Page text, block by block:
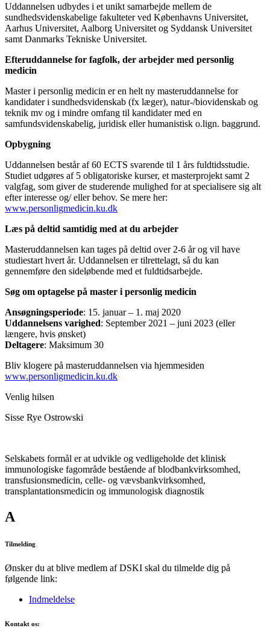
Uddannelsen udbydes i et unikt samarbejde mellem de
sundhedsvidenskabelige fakulteter ved Københavns Universitet,
Aarhus Universitet, Aalborg Universitet og Syddansk Universitet
samt Danmarks Tekniske Universitet.
Efteruddannelse for fagfolk, der arbejder med personlig
medicin
Master i personlig medicin er en helt ny masteruddannelse for
kandidater i sundhedsvidenskab (fx læger), natur-/biovidenskab og
teknik mv og i mindre omfang til kandidater med en
samfundsvidenskabelig, juridisk eller humanistisk o.lign. baggrund.
Opbygning
Uddannelsen består af 60 ECTS svarende til 1 års fuldtidsstudie.
Studiet udgøres af 5 obligatoriske kurser, et masterprojekt samt 2
valgfag, som giver de studerende mulighed for at specialisere sig alt
efter interesse og/ eller behov. Se mere her:
www.personligmedicin.ku.dk
Læs på deltid samtidig med at du arbejder
Masteruddannelsen kan tages på deltid over 2-6 år og vil have
studiestart hvert år. Uddannelsen er tilrettelagt, så du kan
gennemføre den sideløbende med et fuldtidsarbejde.
Søg om optagelse på master i personlig medicin
Ansøgningsperiode: 15. januar – 1. maj 2020
Uddannelsens varighed: September 2021 – juni 2023 (eller
længere, hvis ønsket)
Deltagere: Maksimum 30
Bliv klogere på masteruddannelsen via hjemmesiden
www.personligmedicin.ku.dk
Venlig hilsen
Sisse Rye Ostrowski
Selskabets formål er at udvikle og vedligeholde det klinisk
immunologiske fagområde bestående af blodbankvirksomhed,
transfusionsmedicin, celle- og vævsbankvirksomhed,
transplantationsmedicin og immunologisk diagnostik
A
Tilmelding
Ønsker du at blive medlem af DSKI skal du tilmelde dig på
følgende link:
Indmeldelse
Kontakt os: